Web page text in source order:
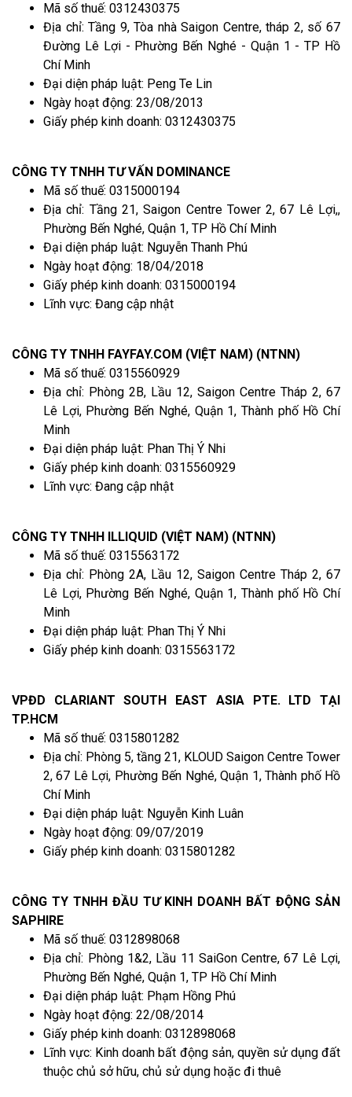
Mã số thuế: 0312430375
Địa chỉ: Tầng 9, Tòa nhà Saigon Centre, tháp 2, số 67
Đường Lê Lợi - Phường Bến Nghé - Quận 1 - TP Hồ
Chí Minh
Đại diện pháp luật: Peng Te Lin
Ngày hoạt động: 23/08/2013
Giấy phép kinh doanh: 0312430375
CÔNG TY TNHH TƯ VẤN DOMINANCE
Mã số thuế: 0315000194
Địa chỉ: Tầng 21, Saigon Centre Tower 2, 67 Lê Lợi,,
Phường Bến Nghé, Quận 1, TP Hồ Chí Minh
Đại diện pháp luật: Nguyễn Thanh Phú
Ngày hoạt động: 18/04/2018
Giấy phép kinh doanh: 0315000194
Lĩnh vực: Đang cập nhật
CÔNG TY TNHH FAYFAY.COM (VIỆT NAM) (NTNN)
Mã số thuế: 0315560929
Địa chỉ: Phòng 2B, Lầu 12, Saigon Centre Tháp 2, 67
Lê Lợi, Phường Bến Nghé, Quận 1, Thành phố Hồ Chí
Minh
Đại diện pháp luật: Phan Thị Ý Nhi
Giấy phép kinh doanh: 0315560929
Lĩnh vực: Đang cập nhật
CÔNG TY TNHH ILLIQUID (VIỆT NAM) (NTNN)
Mã số thuế: 0315563172
Địa chỉ: Phòng 2A, Lầu 12, Saigon Centre Tháp 2, 67
Lê Lợi, Phường Bến Nghé, Quận 1, Thành phố Hồ Chí
Minh
Đại diện pháp luật: Phan Thị Ý Nhi
Giấy phép kinh doanh: 0315563172
VPĐD CLARIANT SOUTH EAST ASIA PTE. LTD TẠI
TP.HCM
Mã số thuế: 0315801282
Địa chỉ: Phòng 5, tầng 21, KLOUD Saigon Centre Tower
2, 67 Lê Lợi, Phường Bến Nghé, Quận 1, Thành phố Hồ
Chí Minh
Đại diện pháp luật: Nguyễn Kinh Luân
Ngày hoạt động: 09/07/2019
Giấy phép kinh doanh: 0315801282
CÔNG TY TNHH ĐẦU TƯ KINH DOANH BẤT ĐỘNG SẢN
SAPHIRE
Mã số thuế: 0312898068
Địa chỉ: Phòng 1&2, Lầu 11 SaiGon Centre, 67 Lê Lợi,
Phường Bến Nghé, Quận 1, TP Hồ Chí Minh
Đại diện pháp luật: Phạm Hồng Phú
Ngày hoạt động: 22/08/2014
Giấy phép kinh doanh: 0312898068
Lĩnh vực: Kinh doanh bất động sản, quyền sử dụng đất
thuộc chủ sở hữu, chủ sử dụng hoặc đi thuê